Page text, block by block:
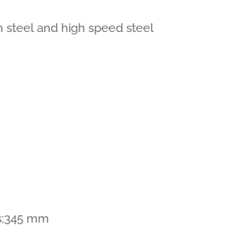
steel and high speed steel
mm